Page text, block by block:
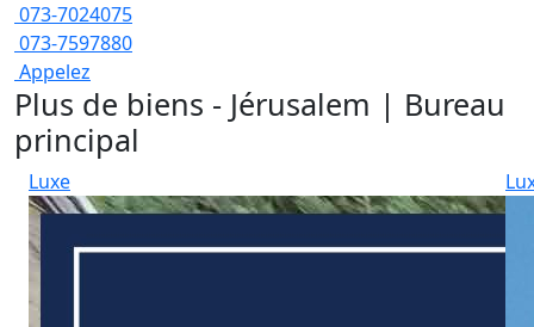
073-7024075
073-7597880
Appelez
Plus de biens - Jérusalem | Bureau
principal
Luxe